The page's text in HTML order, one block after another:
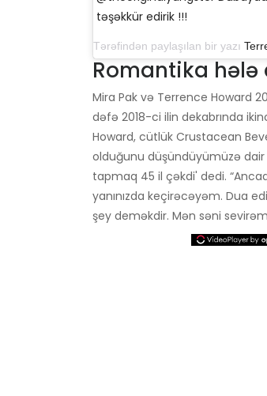
təşəkkür edirik !!!
Tərəfindən paylaşılan bir yazı
Romantika hələ
Mira Pak və Terrence Howard
dəfə 2018-ci ilin dekabrında
Howard, cütlük Crustacean
olduğunu düşündüyümüzə dair
tapmaq 45 il çəkdi' dedi.
yanınızda keçirəcəyəm. Dua
şey deməkdir. Mən səni